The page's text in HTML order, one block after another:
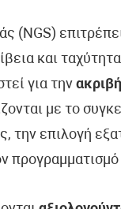
(NGS)
και
για την
με το
την επιλογή